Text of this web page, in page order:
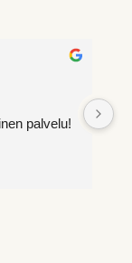
Tuula
Aina miellyttävä